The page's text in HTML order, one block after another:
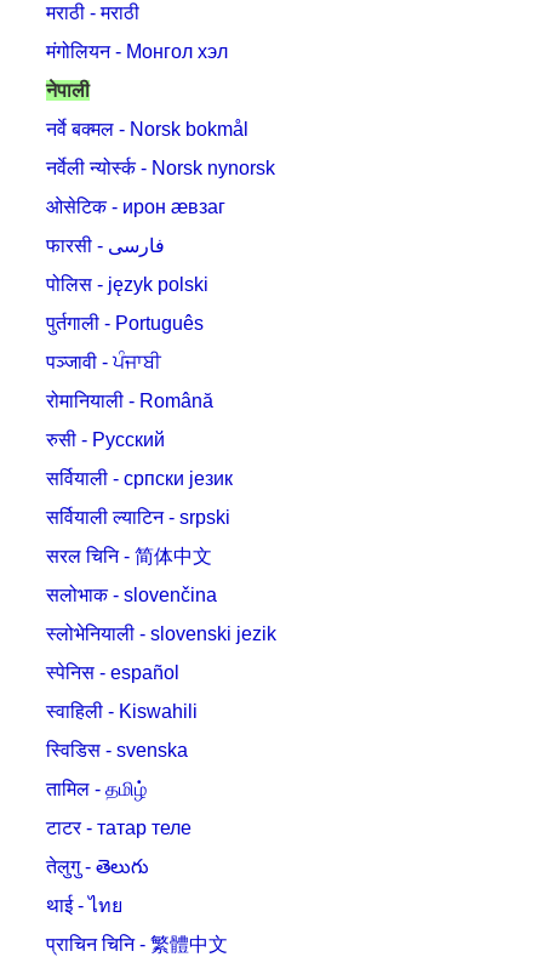
मराठी - मराठी
मंगोलियन - Монгол хэл
नेपाली
नर्वे बक्मल - Norsk bokmål
नर्वेली न्योर्स्क - Norsk nynorsk
ओसेटिक - ирон æвзаг
फारसी - فارسی
पोलिस - język polski
पुर्तगाली - Português
पञ्जावी - ਪੰਜਾਬੀ
रोमानियाली - Română
रुसी - Русский
सर्वियाली - српски језик
सर्वियाली ल्याटिन - srpski
सरल चिनि - 简体中文
सलोभाक - slovenčina
स्लोभेनियाली - slovenski jezik
स्पेनिस - español
स्वाहिली - Kiswahili
स्विडिस - svenska
तामिल - தமிழ்
टाटर - татар теле
तेलुगु - తెలుగు
थाई - ไทย
प्राचिन चिनि - 繁體中文